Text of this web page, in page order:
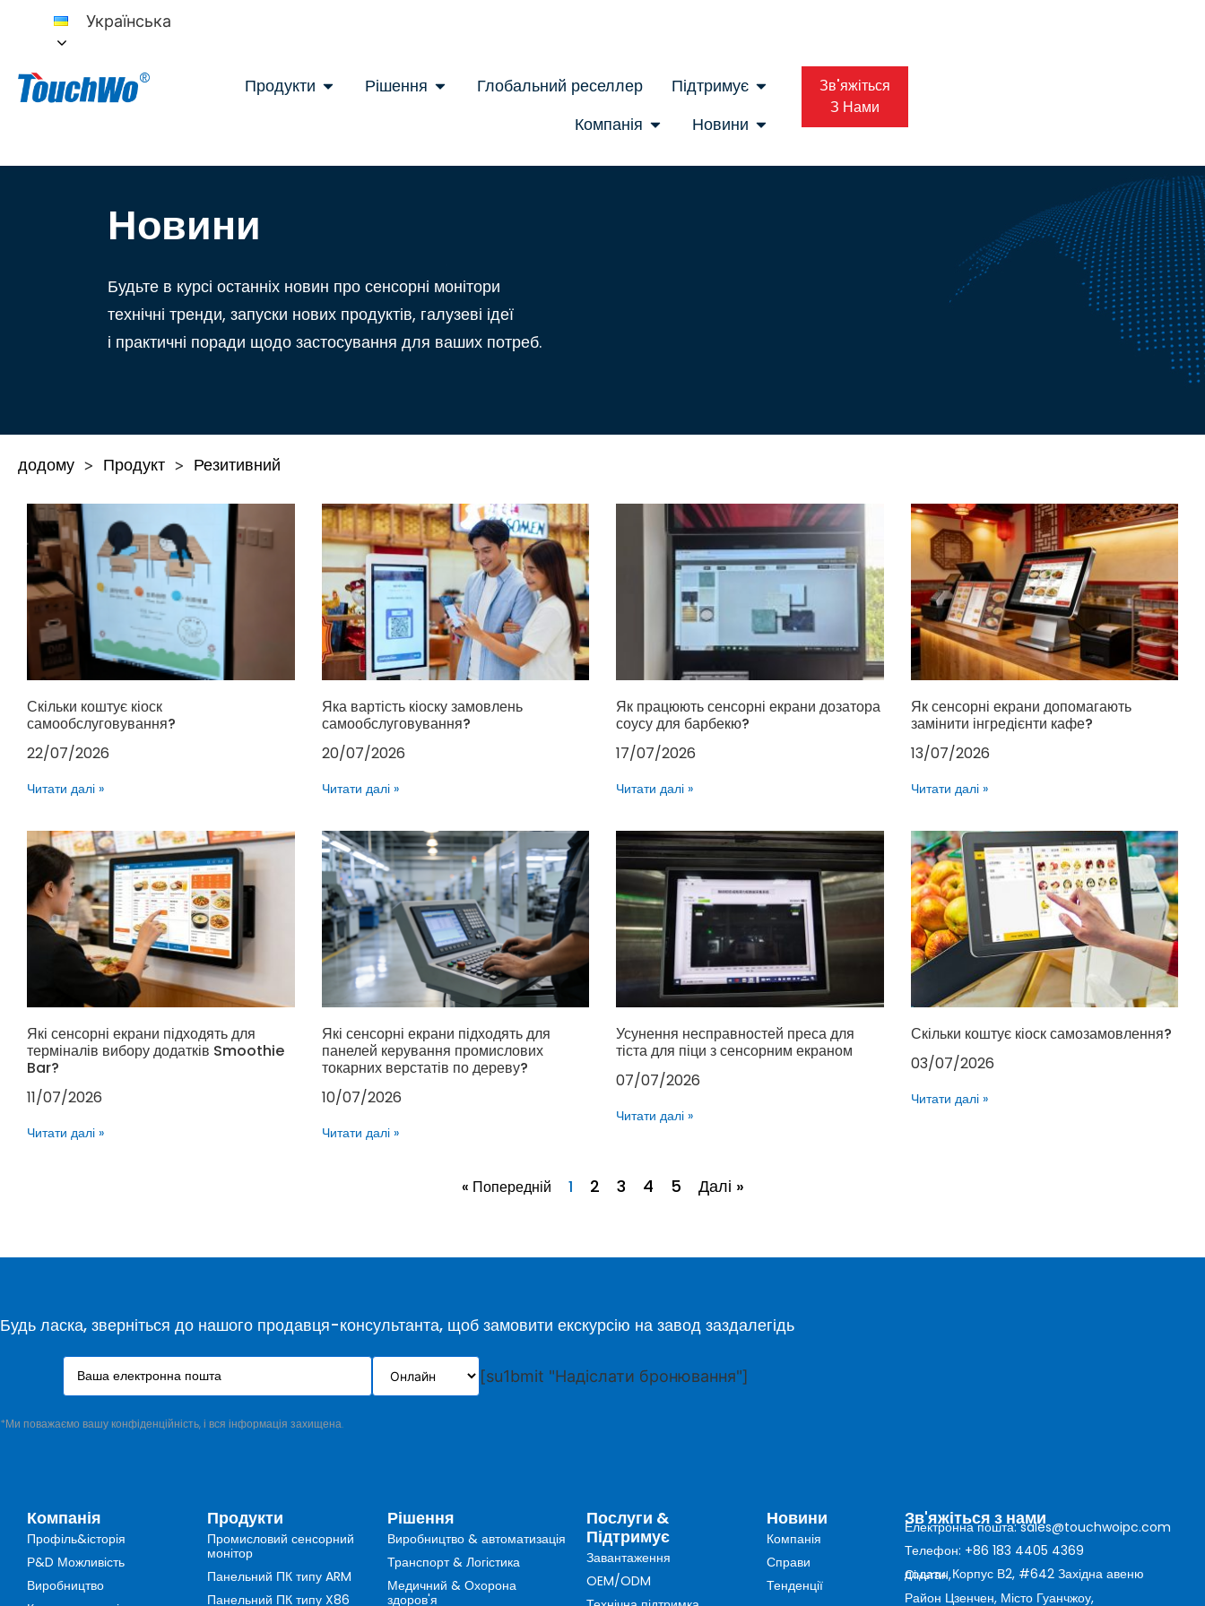
Українська
Продукти Рішення Глобальний реселлер
Підтримує
Компанія
Новини
Зв'яжіться
З Нами
Новини
Будьте в курсі останніх новин про сенсорні монітори
технічні тренди, запуски нових продуктів, галузеві ідеї
і практичні поради щодо застосування для ваших потреб.
додому > Продукт > Резитивний
Скільки коштує кіоск
самообслуговування?
22/07/2026
Читати далі »
Яка вартість кіоску замовлень
самообслуговування?
20/07/2026
Читати далі »
Як працюють сенсорні екрани дозатора
соусу для барбекю?
17/07/2026
Читати далі »
Як сенсорні екрани допомагають
замінити інгредієнти кафе?
13/07/2026
Читати далі »
Які сенсорні екрани підходять для
терміналів вибору додатків Smoothie
Bar?
11/07/2026
Читати далі »
Які сенсорні екрани підходять для
панелей керування промислових
токарних верстатів по дереву?
10/07/2026
Читати далі »
Усунення несправностей преса для
тіста для піци з сенсорним екраном
07/07/2026
Читати далі »
Скільки коштує кіоск самозамовлення?
03/07/2026
Читати далі »
« Попередній 1 2 3 4 5 Далі »
Будь ласка, зверніться до нашого продавця-консультанта, щоб замовити екскурсію на завод заздалегідь
[su1bmit "Надіслати бронювання"]
*Ми поважаємо вашу конфіденційність, і вся інформація захищена.
Компанія
Профіль&історія
Р&D Можливість
Виробництво
Продукти
Промисловий сенсорний
монітор
Панельний ПК типу ARM
Панельний ПК типу X86
Рішення
Виробництво & автоматизація
Транспорт & Логістика
Медичний & Охорона
здоров'я
Послуги &
Підтримує
Завантаження
OEM/ODM
Новини
Компанія
Справи
Тенденції
Зв'яжіться з нами
Електронна пошта: sales@touchwoipc.com
Телефон: +86 183 4405 4369
додати: Корпус В2, #642 Західна авеню Сіньтан,
Район Цзенчен, Місто Гуанчжоу,